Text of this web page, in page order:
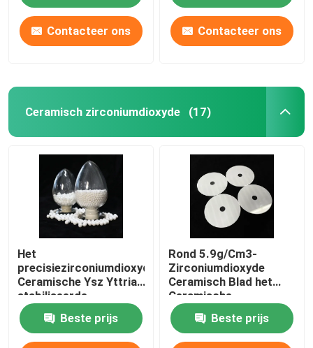
Contacteer ons Contacteer ons
Ceramisch zirconiumdioxyde (17)
Het
precisiezirconiumdioxyde
Ceramische Ysz Yttria
stabiliseerde
Ceramische Parels
Ceramische Malende
Bal
Beste prijs
Rond 5.9g/Cm3-
Zirconiumdioxyde
Ceramisch Blad het
Ceramische
Scheermesje van 1400
Gr.
Beste prijs